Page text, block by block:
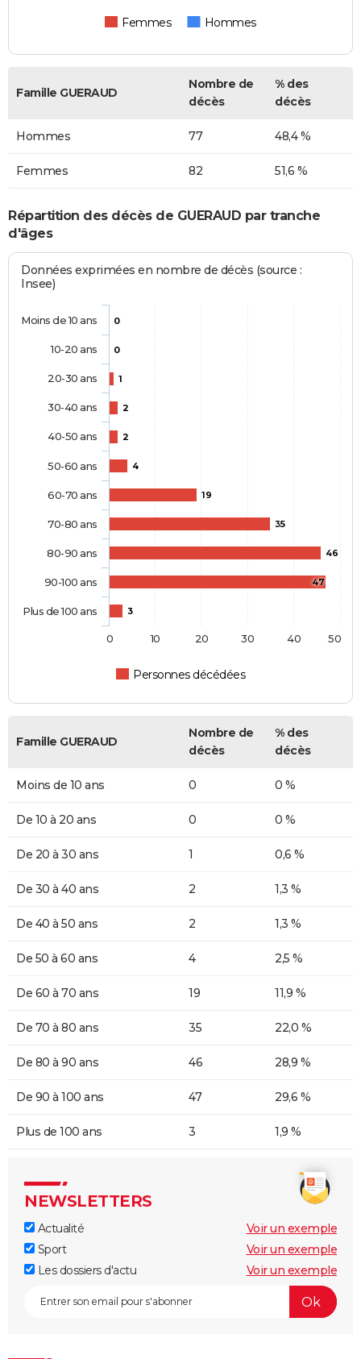
Femmes Hommes
Famille GUERAUD
Nombre de
décès
% des
décès
Hommes 77 48,4 %
Femmes 82 51,6 %
Répartition des décès de GUERAUD par tranche
d'âges
Données exprimées en nombre de décès (source :
Insee)
0
0
1
2
2
4
19
35
46
47
3
Personnes décédées
Moins de 10 ans
10-20 ans
20-30 ans
30-40 ans
40-50 ans
50-60 ans
60-70 ans
70-80 ans
80-90 ans
90-100 ans
Plus de 100 ans
0 10 20 30 40 50
Famille GUERAUD
Nombre de
décès
% des
décès
Moins de 10 ans 0 0 %
De 10 à 20 ans 0 0 %
De 20 à 30 ans 1 0,6 %
De 30 à 40 ans 2 1,3 %
De 40 à 50 ans 2 1,3 %
De 50 à 60 ans 4 2,5 %
De 60 à 70 ans 19 11,9 %
De 70 à 80 ans 35 22,0 %
De 80 à 90 ans 46 28,9 %
De 90 à 100 ans 47 29,6 %
Plus de 100 ans 3 1,9 %
NEWSLETTERS
Actualité
Voir un exemple
Sport
Voir un exemple
Les dossiers d'actu
Voir un exemple